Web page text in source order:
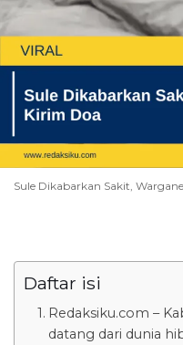
Sule Dikabarkan Sakit,
Daftar isi
Redaksiku.com –
datang dari dunia